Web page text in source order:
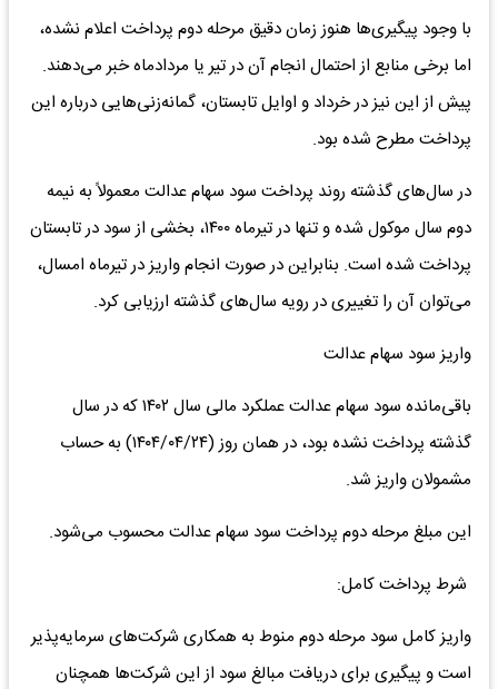
با وجود پیگیری‌ها هنوز زمان دقیق مرحله دوم پرداخت اعلام نشده،
اما برخی منابع از احتمال انجام آن در تیر یا مردادماه خبر می‌دهند.
پیش از این نیز در خرداد و اوایل تابستان، گمانه‌زنی‌هایی درباره این
پرداخت مطرح شده بود.
در سال‌های گذشته روند پرداخت سود سهام عدالت معمولاً به نیمه
دوم سال موکول شده و تنها در تیرماه ۱۴۰۰، بخشی از سود در تابستان
پرداخت شده است. بنابراین در صورت انجام واریز در تیرماه امسال،
می‌توان آن را تغییری در رویه سال‌های گذشته ارزیابی کرد.
واریز سود سهام عدالت
باقی‌مانده سود سهام عدالت عملکرد مالی سال ۱۴۰۲ که در سال
گذشته پرداخت نشده بود، در همان روز (۱۴۰۴/۰۴/۲۴) به حساب
مشمولان واریز شد.
این مبلغ مرحله دوم پرداخت سود سهام عدالت محسوب می‌شود.
شرط پرداخت کامل:
واریز کامل سود مرحله دوم منوط به همکاری شرکت‌های سرمایه‌پذیر
است و پیگیری برای دریافت مبالغ سود از این شرکت‌ها همچنان